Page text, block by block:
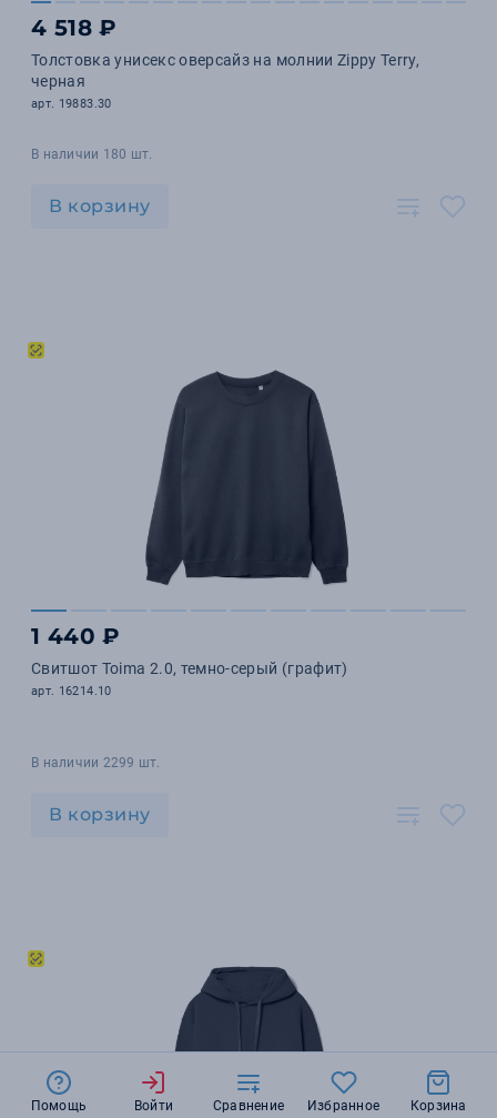
4 518 ₽
Толстовка унисекс оверсайз на молнии Zippy Terry,
черная
арт. 19883.30
В наличии 180 шт.
В корзину
1 440 ₽
Свитшот Toima 2.0, темно-серый (графит)
арт. 16214.10
В наличии 2299 шт.
В корзину
Помощь Войти Сравнение Избранное Корзина